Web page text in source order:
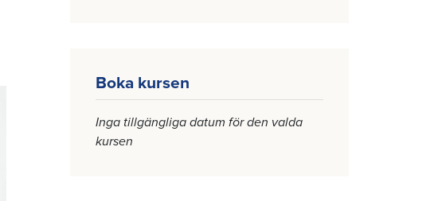
Boka kursen
Inga tillgängliga datum för den valda
kursen